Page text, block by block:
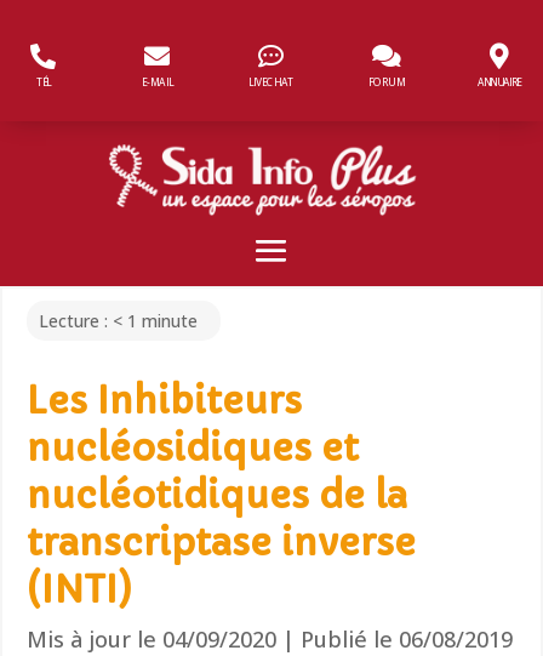
TÉL E-MAIL LIVECHAT FORUM ANNUAIRE
Lecture : < 1 minute
Les Inhibiteurs
nucléosidiques et
nucléotidiques de la
transcriptase inverse
(INTI)
Mis à jour le 04/09/2020 | Publié le 06/08/2019